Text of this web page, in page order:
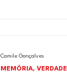
MEMÓRIA,
Camile Gonçalves